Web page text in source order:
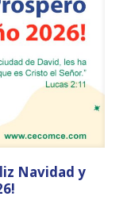
Navidad y